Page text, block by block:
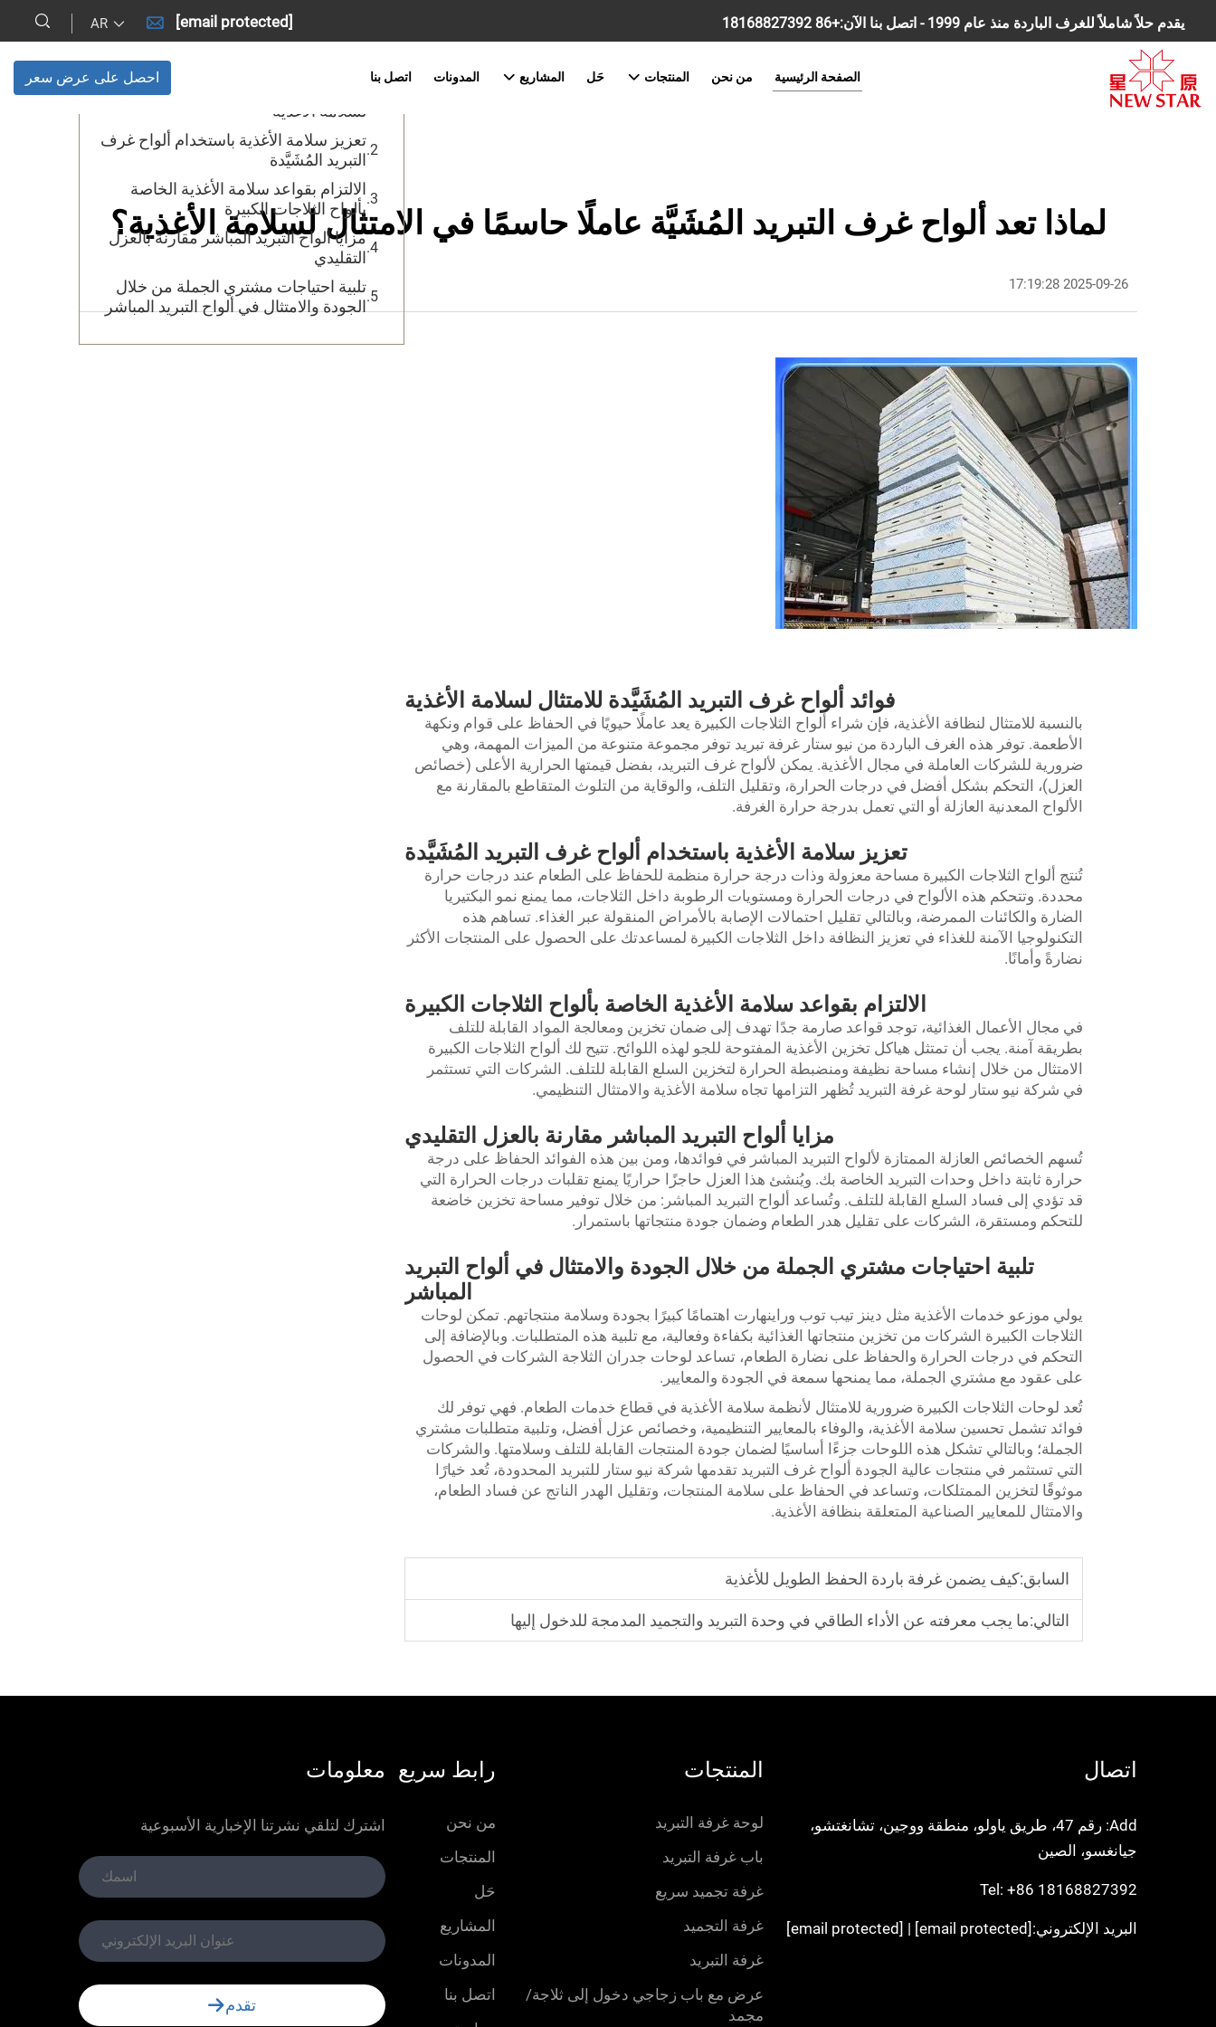
يقدم حلاً شاملاً للغرف الباردة منذ عام 1999 - اتصل بنا الآن: +86 18168827392
[email protected]
AR
الصفحة الرئيسية من نحن المنتجات حَل المشاريع المدونات اتصل بنا احصل على عرض سعر
لماذا تعد ألواح غرف التبريد المُشَيَّة عاملًا حاسمًا في الامتثال لسلامة الأغذية؟
2025-09-26 17:19:28
فوائد ألواح غرف التبريد المُشَيَّدة للامتثال لسلامة الأغذية
بالنسبة للامتثال لنظافة الأغذية، فإن شراء ألواح الثلاجات الكبيرة يعد عاملًا حيويًا في الحفاظ على قوام ونكهة
الأطعمة. توفر هذه الغرف الباردة من نيو ستار غرفة تبريد توفر مجموعة متنوعة من الميزات المهمة، وهي
ضرورية للشركات العاملة في مجال الأغذية. يمكن لألواح غرف التبريد، بفضل قيمتها الحرارية الأعلى (خصائص
العزل)، التحكم بشكل أفضل في درجات الحرارة، وتقليل التلف، والوقاية من التلوث المتقاطع بالمقارنة مع
الألواح المعدنية العازلة أو التي تعمل بدرجة حرارة الغرفة.
تعزيز سلامة الأغذية باستخدام ألواح غرف التبريد المُشَيَّدة
تُنتج ألواح الثلاجات الكبيرة مساحة معزولة وذات درجة حرارة منظمة للحفاظ على الطعام عند درجات حرارة
محددة. وتتحكم هذه الألواح في درجات الحرارة ومستويات الرطوبة داخل الثلاجات، مما يمنع نمو البكتيريا
الضارة والكائنات الممرضة، وبالتالي تقليل احتمالات الإصابة بالأمراض المنقولة عبر الغذاء. تساهم هذه
التكنولوجيا الآمنة للغذاء في تعزيز النظافة داخل الثلاجات الكبيرة لمساعدتك على الحصول على المنتجات الأكثر
نضارةً وأمانًا.
الالتزام بقواعد سلامة الأغذية الخاصة بألواح الثلاجات الكبيرة
في مجال الأعمال الغذائية، توجد قواعد صارمة جدًا تهدف إلى ضمان تخزين ومعالجة المواد القابلة للتلف
بطريقة آمنة. يجب أن تمتثل هياكل تخزين الأغذية المفتوحة للجو لهذه اللوائح. تتيح لك ألواح الثلاجات الكبيرة
الامتثال من خلال إنشاء مساحة نظيفة ومنضبطة الحرارة لتخزين السلع القابلة للتلف. الشركات التي تستثمر
في شركة نيو ستار لوحة غرفة التبريد تُظهر التزامها تجاه سلامة الأغذية والامتثال التنظيمي.
مزايا ألواح التبريد المباشر مقارنة بالعزل التقليدي
تُسهم الخصائص العازلة الممتازة لألواح التبريد المباشر في فوائدها، ومن بين هذه الفوائد الحفاظ على درجة
حرارة ثابتة داخل وحدات التبريد الخاصة بك. ويُنشئ هذا العزل حاجزًا حراريًا يمنع تقلبات درجات الحرارة التي
قد تؤدي إلى فساد السلع القابلة للتلف. وتُساعد ألواح التبريد المباشر: من خلال توفير مساحة تخزين خاضعة
للتحكم ومستقرة، الشركات على تقليل هدر الطعام وضمان جودة منتجاتها باستمرار.
تلبية احتياجات مشتري الجملة من خلال الجودة والامتثال في ألواح التبريد
المباشر
يولي موزعو خدمات الأغذية مثل دينز تيب توب وراينهارت اهتمامًا كبيرًا بجودة وسلامة منتجاتهم. تمكن لوحات
الثلاجات الكبيرة الشركات من تخزين منتجاتها الغذائية بكفاءة وفعالية، مع تلبية هذه المتطلبات. وبالإضافة إلى
التحكم في درجات الحرارة والحفاظ على نضارة الطعام، تساعد لوحات جدران الثلاجة الشركات في الحصول
على عقود مع مشتري الجملة، مما يمنحها سمعة في الجودة والمعايير.
تُعد لوحات الثلاجات الكبيرة ضرورية للامتثال لأنظمة سلامة الأغذية في قطاع خدمات الطعام. فهي توفر لك
فوائد تشمل تحسين سلامة الأغذية، والوفاء بالمعايير التنظيمية، وخصائص عزل أفضل، وتلبية متطلبات مشتري
الجملة؛ وبالتالي تشكل هذه اللوحات جزءًا أساسيًا لضمان جودة المنتجات القابلة للتلف وسلامتها. والشركات
التي تستثمر في منتجات عالية الجودة ألواح غرف التبريد تقدمها شركة نيو ستار للتبريد المحدودة، تُعد خيارًا
موثوقًا لتخزين الممتلكات، وتساعد في الحفاظ على سلامة المنتجات، وتقليل الهدر الناتج عن فساد الطعام،
والامتثال للمعايير الصناعية المتعلقة بنظافة الأغذية.
السابق:كيف يضمن غرفة باردة الحفظ الطويل للأغذية
التالي:ما يجب معرفته عن الأداء الطاقي في وحدة التبريد والتجميد المدمجة للدخول إليها
جدول المحتويات
فوائد ألواح غرف التبريد المُشَيَّدة للامتثال
لسلامة الأغذية
تعزيز سلامة الأغذية باستخدام ألواح غرف
التبريد المُشَيَّدة
الالتزام بقواعد سلامة الأغذية الخاصة
بألواح الثلاجات الكبيرة
مزايا ألواح التبريد المباشر مقارنة بالعزل
التقليدي
تلبية احتياجات مشتري الجملة من خلال
الجودة والامتثال في ألواح التبريد المباشر
اتصال
Add: رقم 47، طريق ياولو، منطقة ووجين، تشانغتشو،
جيانغسو، الصين
Tel: +86 18168827392
البريد الإلكتروني: [email protected]
|
[email protected]
المنتجات
لوحة غرفة التبريد
باب غرفة التبريد
غرفة تجميد سريع
غرفة التجميد
غرفة التبريد
عرض مع باب زجاجي دخول إلى ثلاجة/
مجمد
رابط سريع
من نحن
المنتجات
حَل
المشاريع
المدونات
اتصل بنا
معلومات
اشترك لتلقي نشرتنا الإخبارية الأسبوعية
تقدم